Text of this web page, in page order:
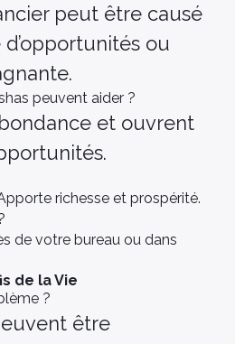
peut être causé
ou
peuvent aider ?
et ouvrent
richesse et prospérité.
de votre bureau ou dans
de la Vie
?
être